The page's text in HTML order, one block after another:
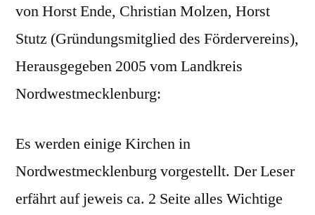
von Horst Ende, Christian Molzen, Horst
Stutz (Gründungsmitglied des Fördervereins),
Herausgegeben 2005 vom Landkreis
Nordwestmecklenburg:
Es werden einige Kirchen in
Nordwestmecklenburg vorgestellt. Der Leser
erfährt auf jeweis ca. 2 Seite alles Wichtige